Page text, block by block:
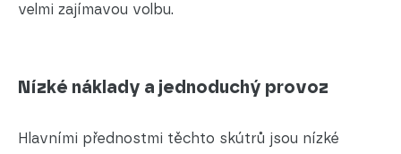
velmi zajímavou volbu.
Nízké náklady a jednoduchý provoz
Hlavními přednostmi těchto skútrů jsou nízké